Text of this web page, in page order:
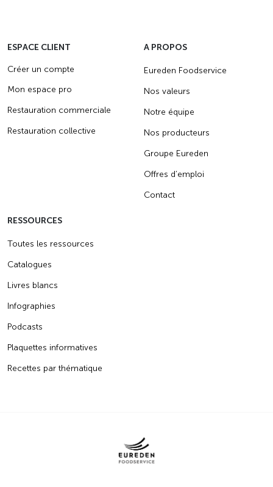
ESPACE CLIENT
Créer un compte
Mon espace pro
Restauration commerciale
Restauration collective
A PROPOS
Eureden Foodservice
Nos valeurs
Notre équipe
Nos producteurs
Groupe Eureden
Offres d’emploi
Contact
RESSOURCES
Toutes les ressources
Catalogues
Livres blancs
Infographies
Podcasts
Plaquettes informatives
Recettes par thématique